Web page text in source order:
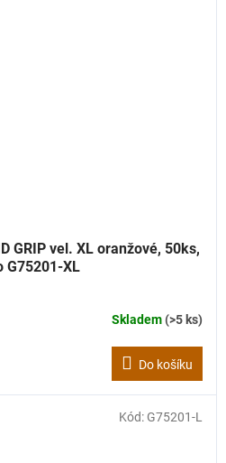
GRIP vel. XL oranžové, 50ks,
G75201-XL
Skladem(>5 ks)
Do košíku
Kód: G75201-L